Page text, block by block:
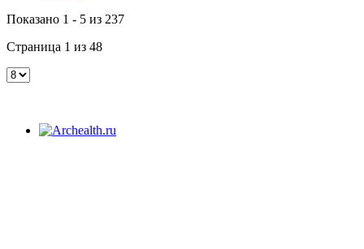
Показано 1 - 5 из 237
Страница 1 из 48